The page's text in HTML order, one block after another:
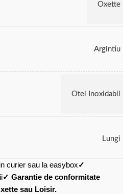
Oxette
Argintiu
Otel Inoxidabil
Lungi
curier sau la easybox✓
✓ Garantie de conformitate
sau Loisir.